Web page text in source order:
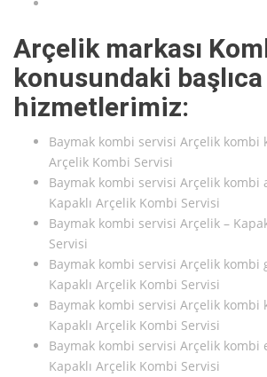
Arçelik markası
konusundaki başlıca
hizmetlerimiz:
Baymak kombi servisi Arçelik kombi
Arçelik Kombi Servisi
Baymak kombi servisi Arçelik kombi
Kapaklı Arçelik Kombi Servisi
Baymak kombi servisi Arçelik –
Servisi
Baymak kombi servisi Arçelik kombi
Kapaklı Arçelik Kombi Servisi
Baymak kombi servisi Arçelik kombi
Kapaklı Arçelik Kombi Servisi
Baymak kombi servisi Arçelik kombi
Kapaklı Arçelik Kombi Servisi